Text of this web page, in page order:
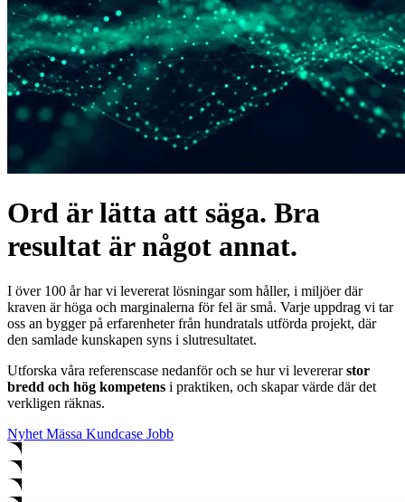
Ord är lätta att säga. Bra
resultat är något annat.
I över 100 år har vi levererat lösningar som håller, i miljöer där
kraven är höga och marginalerna för fel är små. Varje uppdrag vi tar
oss an bygger på erfarenheter från hundratals utförda projekt, där
den samlade kunskapen syns i slutresultatet.
Utforska våra referenscase nedanför och se hur vi levererarstor
bredd och hög kompetens i praktiken, och skapar värde där det
verkligen räknas.
Nyhet Mässa Kundcase Jobb